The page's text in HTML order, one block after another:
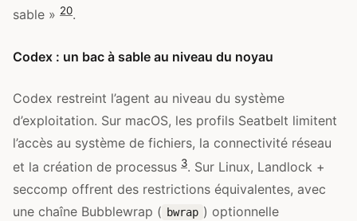
sable » 20.
Codex : un bac à sable au niveau du noyau
Codex restreint l’agent au niveau du système
d’exploitation. Sur macOS, les profils Seatbelt limitent
l’accès au système de fichiers, la connectivité réseau
et la création de processus 3. Sur Linux, Landlock +
seccomp offrent des restrictions équivalentes, avec
une chaîne Bubblewrap ( bwrap ) optionnelle